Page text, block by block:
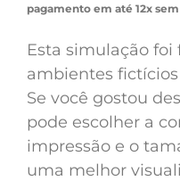
pagamento em até 12x
Esta simulação
ambientes
Se você gostou
pode escolher a
impressão e o
uma melhor